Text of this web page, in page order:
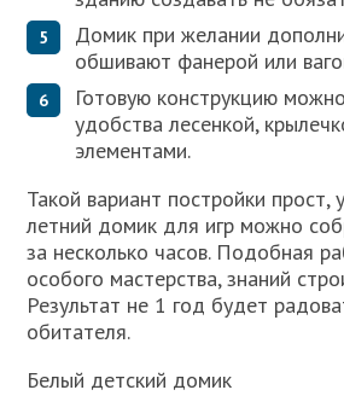
Домик при желании
обшивают фанерой или
Готовую конструкцию
удобства лесенкой,
элементами.
Такой вариант постройки
летний домик для игр можно
за несколько часов. Подобная
особого мастерства, знаний
Результат не 1 год будет
обитателя.
Белый детский домик